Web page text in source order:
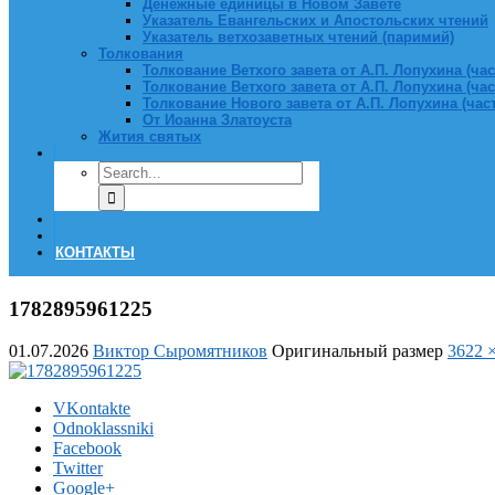
Денежные единицы в Новом Завете
Указатель Евангельских и Апостольских чтений
Указатель ветхозаветных чтений (паримий)
Толкования
Толкование Ветхого завета от А.П. Лопухина
Толкование Ветхого завета от А.П. Лопухина
Толкование Нового завета от А.П. Лопухина
От Иоанна Златоуста
Жития святых
КОНТАКТЫ
1782895961225
01.07.2026 Виктор Сыромятников Оригинальный размер 3622
VKontakte
Odnoklassniki
Facebook
Twitter
Google+